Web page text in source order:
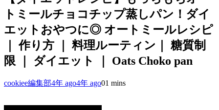
トミールチョコチップ蒸しパン！ダイ
エットおやつに◎ オートミールレシピ
｜ 作り方 ｜ 料理ルーティン｜ 糖質制
限 ｜ ダイエット ｜ Oats Choko pan
cookiee編集部4年 ago4年 ago01 mins